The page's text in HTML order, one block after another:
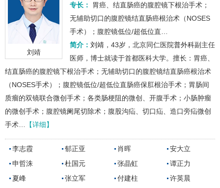
刘靖
专长：
胃癌、结直肠癌的腹腔镜下根治手术；
无辅助切口的腹腔镜结直肠癌根治术（NOSES
手术）；腹腔镜低位/超低位直…
简介： 刘靖 ，43岁，北京同仁医院普外科副主任
医师，博士就读于首都医科大学。擅长：胃癌、
结直肠癌的腹腔镜下根治手术；无辅助切口的腹腔镜结直肠癌根治术
（NOSES手术）；腹腔镜低位/超低位直肠癌保肛根治手术；胃肠间
质瘤的双镜联合微创手术；各类肠梗阻的微创、开腹手术；小肠肿瘤
的微创手术；腹腔镜阑尾切除术；腹股沟疝、切口疝、造口旁疝微创
手术…
【详细】
李志霞 郁正亚 肖晖
安大立
申哲洙
杜国元 张晶虹
谭正力
夏峰
张立军 付建柱
许英晨